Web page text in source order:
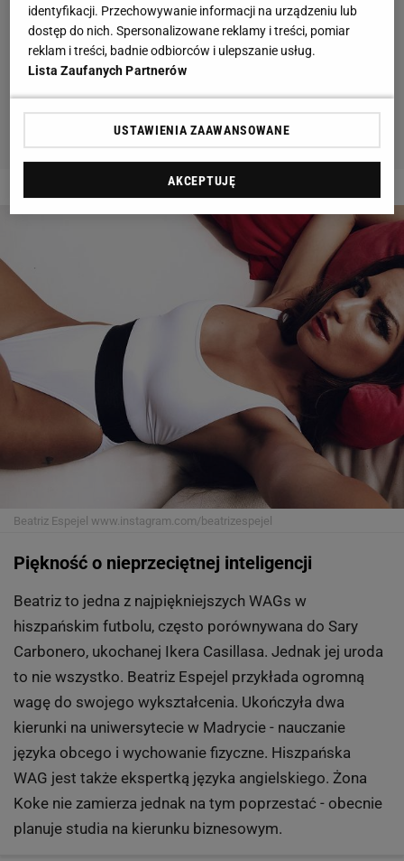
Beatriz Espejel www.instagram.com/beatrizespejel
Piękność o nieprzeciętnej inteligencji
Beatriz to jedna z najpiękniejszych WAGs w
hiszpańskim futbolu, często porównywana do Sary
Carbonero, ukochanej Ikera Casillasa. Jednak jej uroda
to nie wszystko. Beatriz Espejel przykłada ogromną
wagę do swojego wykształcenia. Ukończyła dwa
kierunki na uniwersytecie w Madrycie - nauczanie
języka obcego i wychowanie fizyczne. Hiszpańska
WAG jest także ekspertką języka angielskiego. Żona
Koke nie zamierza jednak na tym poprzestać - obecnie
planuje studia na kierunku biznesowym.
identyfikacji. Przechowywanie informacji na urządzeniu lub
dostęp do nich. Spersonalizowane reklamy i treści, pomiar
reklam i treści, badnie odbiorców i ulepszanie usług.
Lista Zaufanych Partnerów
USTAWIENIA ZAAWANSOWANE
AKCEPTUJĘ